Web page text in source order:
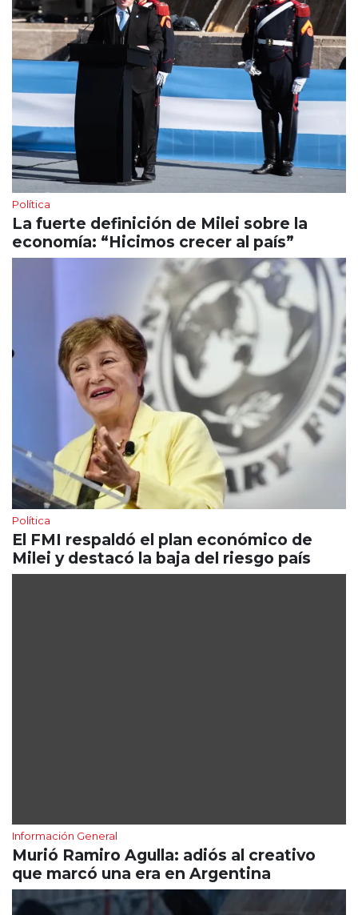
Política
La fuerte definición de Milei sobre la
economía: “Hicimos crecer al país”
Política
El FMI respaldó el plan económico de
Milei y destacó la baja del riesgo país
Información General
Murió Ramiro Agulla: adiós al creativo
que marcó una era en Argentina